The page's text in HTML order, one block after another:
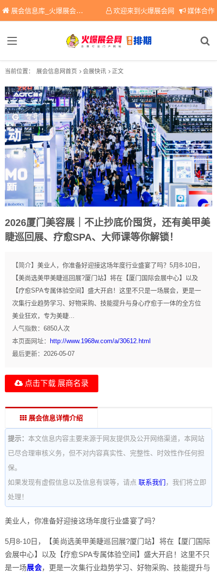
展会信息库_火爆展会网免费展会信息查询平台，提供专业会展服务！ 欢迎来到火爆展会网 媒体合作
当前位置： 展会信息网首页 会展快讯 正文
2026厦门美容展｜不止抄底价囤货，还有美甲美
睫巡回展、疗愈SPA、大师课等你解锁！
【简介】 美业人，你准备好迎接这场年度行业盛宴了吗？5月8-10日，
【美尚选美甲美睫巡回展?厦门站】将在【厦门国际会展中心】以及
【疗愈SPA专属体验空间】盛大开启！这里不只是一场展会，更是一
次集行业趋势学习、好物采购、技能提升与身心疗愈于一体的全方位
美业狂欢，专为美睫...
人气指数： 6850人次
本页面网址：
http://www.1968w.com/a/30612.html
最后更新： 2026-05-07
点击下载 展商名录
展会信息详情介绍
提示： 本文信息内容主要来源于网友提供及公开网络渠道，本网站
已尽合理审核义务，但不对内容真实性、完整性、时效性作任何担
保。
如果发现有虚假信息以及信息有误等，请点 联系我们 ，我们将立即
处理！
美业人，你准备好迎接这场年度行业盛宴了吗？
5月8-10日，【美尚选美甲美睫巡回展?厦门站】将在【厦门国际
会展中心】以及【疗愈SPA专属体验空间】盛大开启！这里不只
是一场展会，更是一次集行业趋势学习、好物采购、技能提升与